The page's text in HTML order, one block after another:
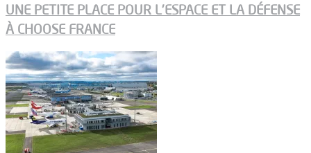
UNE PETITE PLACE POUR L’ESPACE ET LA DÉFENSE
À CHOOSE FRANCE